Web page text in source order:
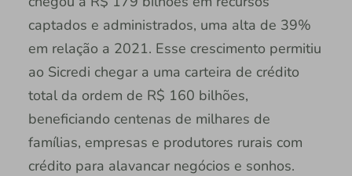
captados e administrados, uma alta de 39%
em relação a 2021. Esse crescimento permitiu
ao Sicredi chegar a uma carteira de crédito
total da ordem de R$ 160 bilhões,
beneficiando centenas de milhares de
famílias, empresas e produtores rurais com
crédito para alavancar negócios e sonhos.